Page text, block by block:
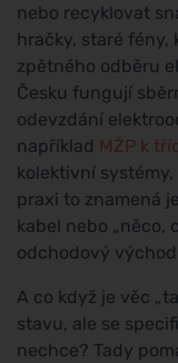
nebo recyklovat
hračky, staré fény,
zpětného odběru
Česku fungují
odevzdání
například MŽP k
kolektivní
praxi to znamená
kabel nebo „něco,
odchodový
A co když je věc
stavu, ale se
nechce? Tady